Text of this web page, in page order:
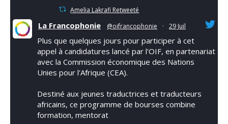
Amelia Lakrafi Retweeté
La Francophonie @oifrancophonie · 29 Juil
Plus que quelques jours pour participer à cet
appel à candidatures lancé par l'OIF, en partenariat
avec la Commission économique des Nations
Unies pour l'Afrique (CEA).
Destiné aux jeunes traductrices et traducteurs
africains, ce programme de bourses combine
formation, mentorat